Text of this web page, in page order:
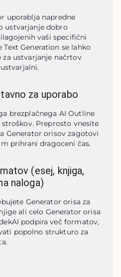
uporablja napredne
ustvarjanje dobro
vaši specifični
Generation se lahko
za ustvarjanje načrtov
za uporabo
brezplačnega AI Outline
Preprosto vnesite
Generator orisov zagotovi
prihrani dragoceni čas.
(esej, knjiga,
naloga)
Generator orisa za
ali celo Generator orisa
podpira več formatov,
popolno strukturo za